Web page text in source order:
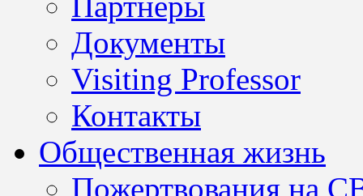
Документы
Visiting Professor
Контакты
Общественная жизнь
Пожертвования на